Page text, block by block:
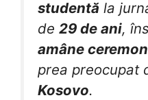
studentă la
de 29 de ani,
amâne
prea preocupat
Kosovo.